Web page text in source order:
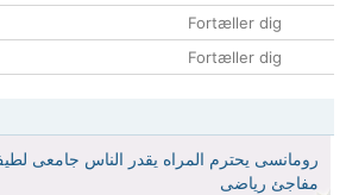
Fortæller dig
Fortæller dig
رومانسى يحترم المراه يقدر الناس جامعى
مفاجئ رياضى